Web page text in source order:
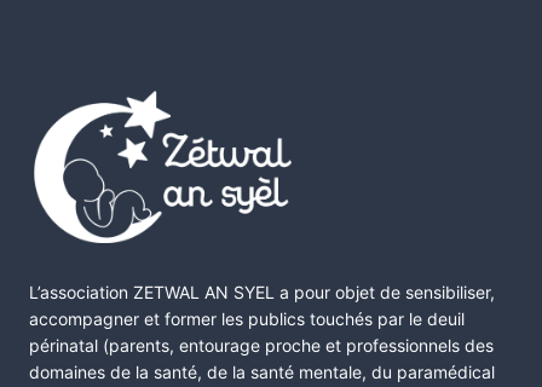
L’association ZETWAL AN SYEL a pour objet de sensibiliser,
accompagner et former les publics touchés par le deuil
périnatal (parents, entourage proche et professionnels des
domaines de la santé, de la santé mentale, du paramédical